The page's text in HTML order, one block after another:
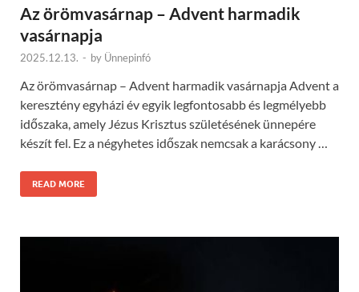
Az örömvasárnap – Advent harmadik
vasárnapja
2025.12.13. - by Ünnepinfó
Az örömvasárnap – Advent harmadik vasárnapja Advent a
keresztény egyházi év egyik legfontosabb és legmélyebb
időszaka, amely Jézus Krisztus születésének ünnepére
készít fel. Ez a négyhetes időszak nemcsak a karácsony …
READ MORE